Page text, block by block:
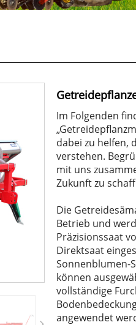
Im Folgenden
dabei zu helfen,
verstehen.
mit uns
Zukunft zu
Die
Betrieb und
Präzisionssaat
Direktsaat
Sonnenblumen-
können
vollständige
angewendet